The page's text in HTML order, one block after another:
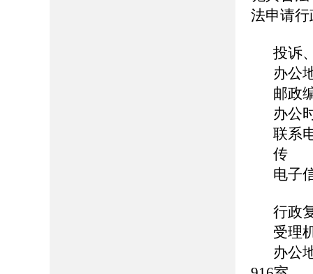
法申请
投诉
办公
邮政
办公
联系
传
电子
行政
受理
办公